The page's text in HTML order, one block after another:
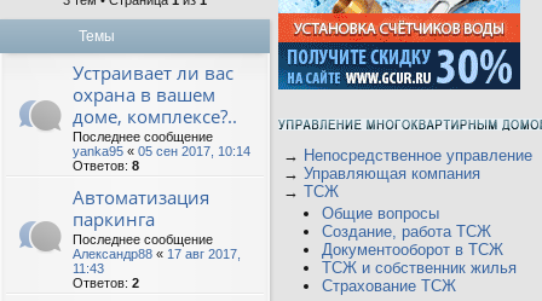
Темы
Устраивает ли вас
охрана в вашем
доме, комплексе?..
Последнее сообщение
yanka95 « 05 сен 2017, 10:14
Ответов: 8
Автоматизация
паркинга
Последнее сообщение
Александр88 « 17 авг 2017,
11:43
Ответов: 2
→ Непосредственное управление
→ Управляющая компания
→ ТСЖ
Общие вопросы
Создание, работа ТСЖ
Документооборот в ТСЖ
ТСЖ и собственник жилья
Страхование ТСЖ